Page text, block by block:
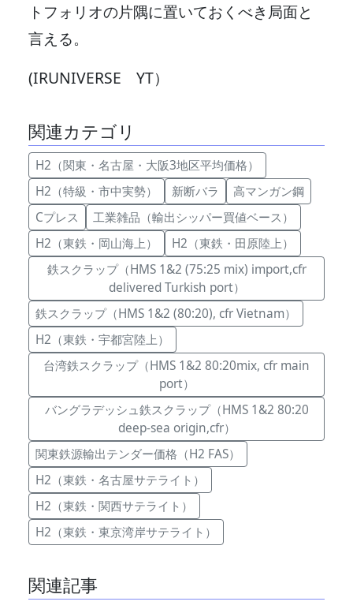
トフォリオの片隅に置いておくべき局面と
言える。
(IRUNIVERSE YT）
関連カテゴリ
H2（関東・名古屋・大阪3地区平均価格）
H2（特級・市中実勢）
新断バラ
高マンガン鋼
Cプレス
工業雑品（輸出シッパー買値ベース）
H2（東鉄・岡山海上）
H2（東鉄・田原陸上）
鉄スクラップ（HMS 1&2 (75:25 mix) import,cfr
delivered Turkish port）
鉄スクラップ（HMS 1&2 (80:20), cfr Vietnam）
H2（東鉄・宇都宮陸上）
台湾鉄スクラップ（HMS 1&2 80:20mix, cfr main
port）
バングラデッシュ鉄スクラップ（HMS 1&2 80:20
deep-sea origin,cfr）
関東鉄源輸出テンダー価格（H2 FAS）
H2（東鉄・名古屋サテライト）
H2（東鉄・関西サテライト）
H2（東鉄・東京湾岸サテライト）
関連記事